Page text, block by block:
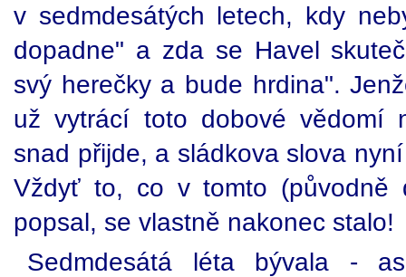
v sedmdesátých letech, kdy
dopadne" a zda se Havel
svý herečky a bude hrdina".
už vytrácí toto dobové vědomí
snad přijde, a sládkova slova
Vždyť to, co v tomto (původně
popsal, se vlastně nakonec stalo!
Sedmdesátá léta bývala -